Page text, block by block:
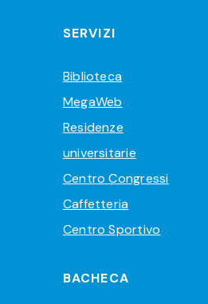
SERVIZI
Biblioteca
MegaWeb
Residenze
universitarie
Centro Congressi
Caffetteria
Centro Sportivo
BACHECA